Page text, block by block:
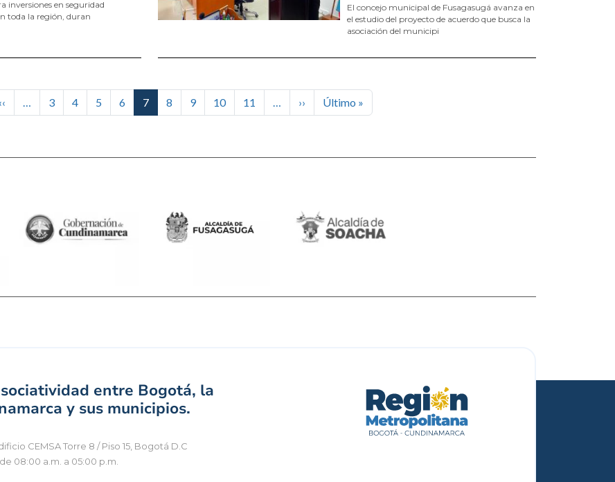
inversiones en seguridad
toda la región, duran
El concejo municipal de Fusagasugá avanza en
el estudio del proyecto de acuerdo que busca la
asociación del municipi
página
‹‹ Página anterior
… 3 4 5 6 7 8 9 10 11 … ›› Siguiente página
Último »
entre Bogotá, la
y sus municipios.
CEMSA Torre 8 / Piso 15, Bogotá D.C
08:00 a.m. a 05:00 p.m.